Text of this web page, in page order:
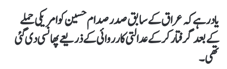
یاد رہے کہ عراق کے سابق صدر صدام حسین کو امریکی حملے
کے بعد گرفتار کرکے عدالتی کارروائی کے ذریعے پھانسی دی گئی
تھی۔